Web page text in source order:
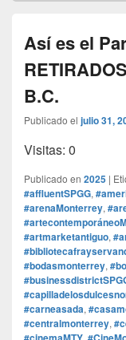
Así es el
B.C.
Publicado el julio 31,
Visitas: 0
Publicado en 2025 |
#affluentSPGG,
#arenaMonterrey,
#artmarketantiguo,
#bodasmonterrey,
#carneasada,
#centralmonterrey,
,